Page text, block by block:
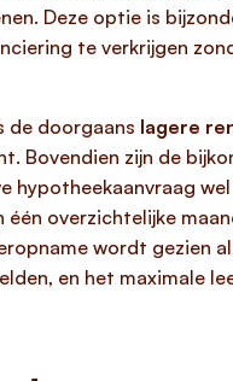
Deze optie is
te verkrijgen
de doorgaans lagere
Bovendien zijn de
hypotheekaanvraag
overzichtelijke
wordt gezien
en het maximale